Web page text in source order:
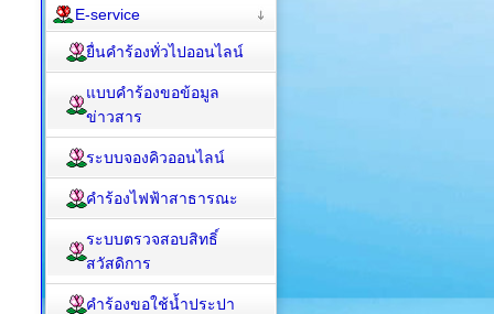
E-service
ยื่นคำร้องทั่วไปออนไลน์
แบบคำร้องขอข้อมูล
ข่าวสาร
ระบบจองคิวออนไลน์
คำร้องไฟฟ้าสาธารณะ
ระบบตรวจสอบสิทธิ์
สวัสดิการ
คำร้องขอใช้น้ำประปา